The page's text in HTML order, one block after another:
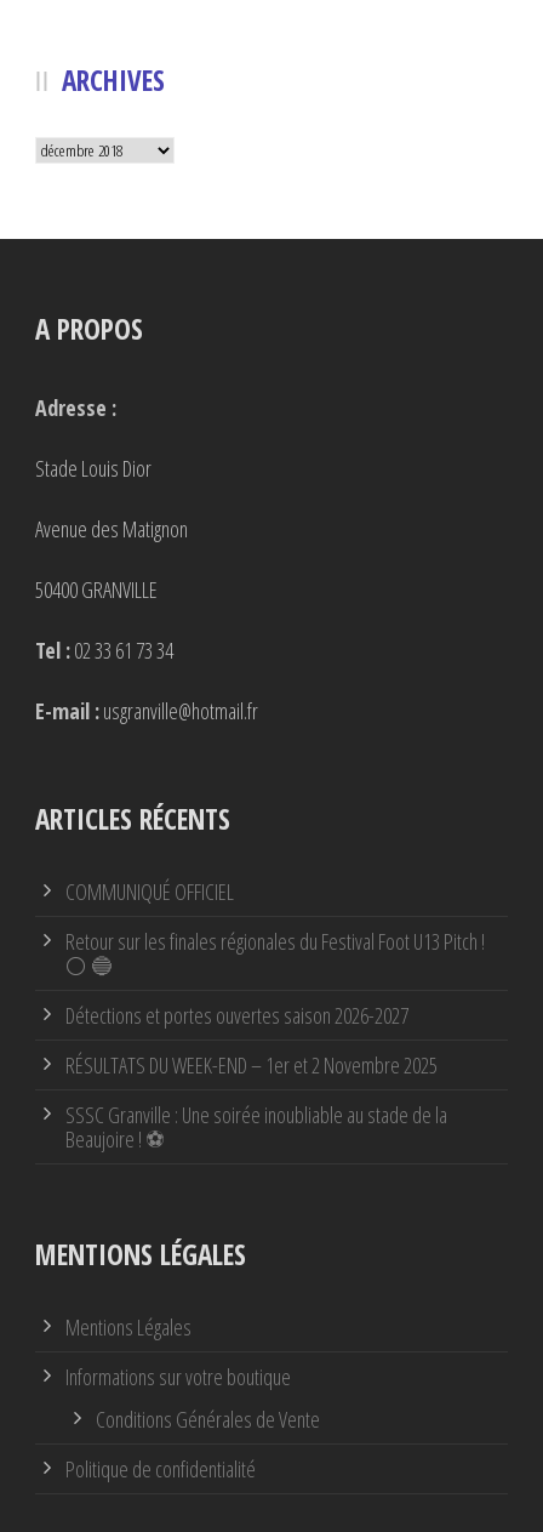
ARCHIVES
Archives
A PROPOS
Adresse :
Stade Louis Dior
Avenue des Matignon
50400 GRANVILLE
Tel :02 33 61 73 34
E-mail :usgranville@hotmail.fr
ARTICLES RÉCENTS
COMMUNIQUÉ OFFICIEL
Retour sur les finales régionales du Festival Foot U13 Pitch !
⚪ 🔵
Détections et portes ouvertes saison 2026-2027
RÉSULTATS DU WEEK-END – 1er et 2 Novembre 2025
SSSC Granville : Une soirée inoubliable au stade de la
Beaujoire ! ⚽
MENTIONS LÉGALES
Mentions Légales
Informations sur votre boutique
Conditions Générales de Vente
Politique de confidentialité